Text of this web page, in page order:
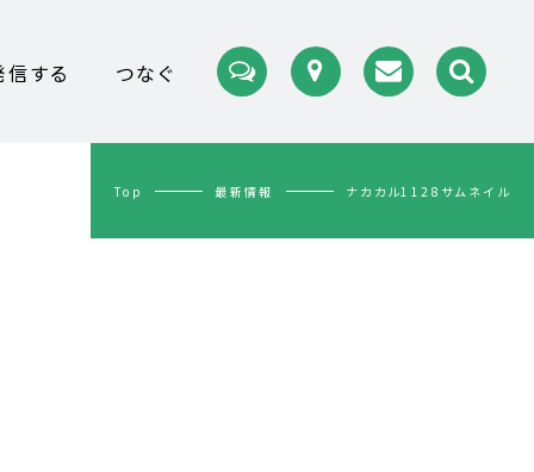
信する つなぐ
Top 最新情報 ナカカル1128サムネイル